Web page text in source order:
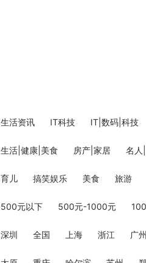
生活资讯 IT科技 IT|数码|科技
生活|健康|美食 房产|家居 名人
育儿 搞笑娱乐 美食 旅游
500元以下 500元-1000元
深圳 全国 上海 浙江 广